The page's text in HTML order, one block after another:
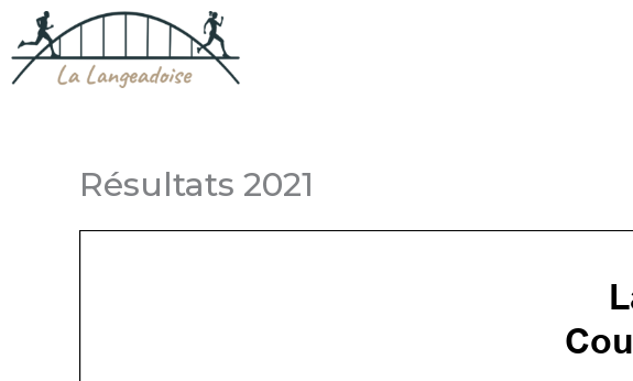
Aller
au
contenu
Résultats 2021